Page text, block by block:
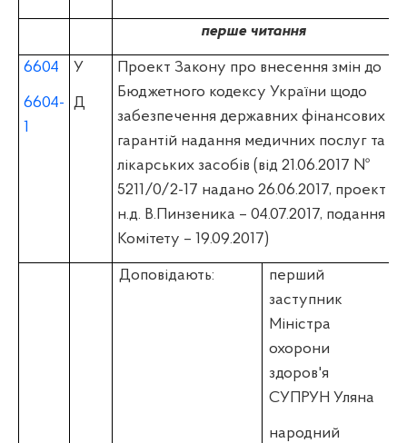
перше читання
6604
6604-
1
У
Д
Проект Закону про внесення змін до
Бюджетного кодексу України щодо
забезпечення державних фінансових
гарантій надання медичних послуг та
лікарських засобів (вiд 21.06.2017 №
5211/0/2-17 надано 26.06.2017, проект
н.д. В.Пинзеника – 04.07.2017, подання
Комітету – 19.09.2017)
Доповідають:
перший
заступник
Міністра
охорони
здоров'я
СУПРУН Уляна
народний